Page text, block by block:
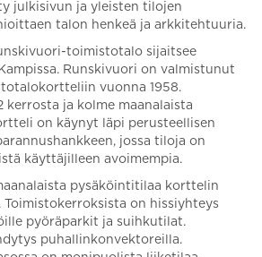
julkisivun ja yleisten tilojen
talon henkeä ja arkkitehtuuria.
toimistotalo sijaitsee
Runskivuori on valmistunut
vuonna 1958.
kerrosta ja kolme maanalaista
on käynyt läpi perusteellisen
jossa tiloja on
käyttäjilleen avoimempia.
pysäköintitilaa korttelin
Toimistokerroksista on hissiyhteys
pyöräparkit ja suihkutilat.
puhallinkonvektoreilla.